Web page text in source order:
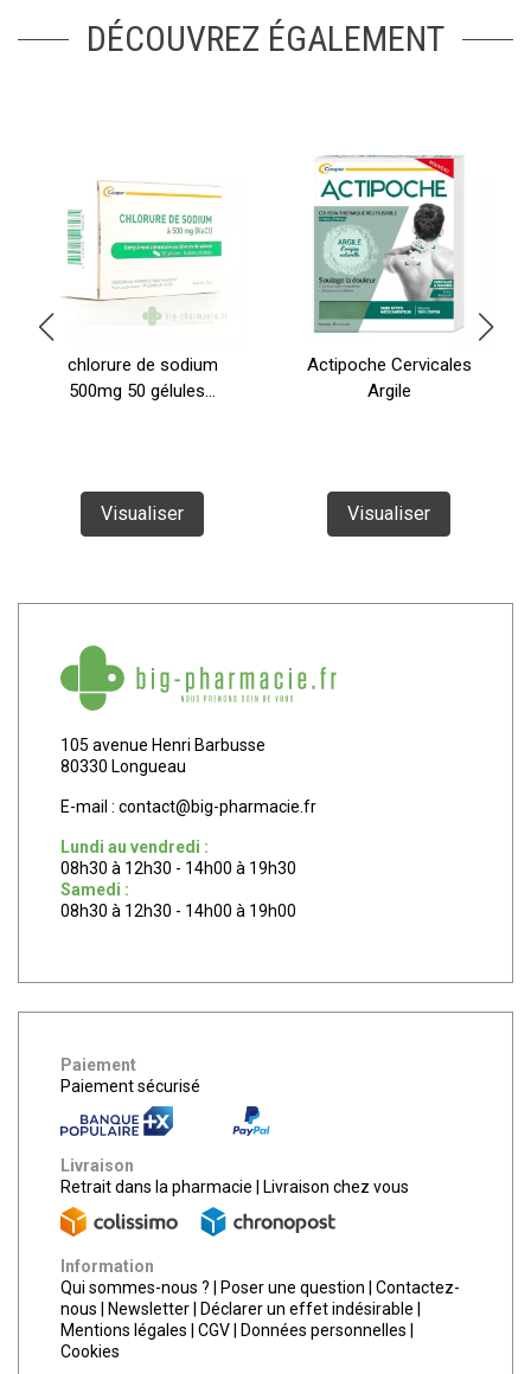
DÉCOUVREZ ÉGALEMENT
chlorure de sodium
500mg 50 gélules...
Visualiser
Actipoche Cervicales
Argile
Visualiser
105 avenue Henri Barbusse
80330 Longueau
E-mail : contact@big-pharmacie.fr
Lundi au vendredi :
08h30 à 12h30 - 14h00 à 19h30
Samedi :
08h30 à 12h30 - 14h00 à 19h00
Paiement
Paiement sécurisé
Livraison
Retrait dans la pharmacie
Livraison chez vous
Information
Qui sommes-nous ?
Poser une question
Contactez-
nous
Newsletter Déclarer un effet indésirable
Mentions légales
CGV Données personnelles
Cookies